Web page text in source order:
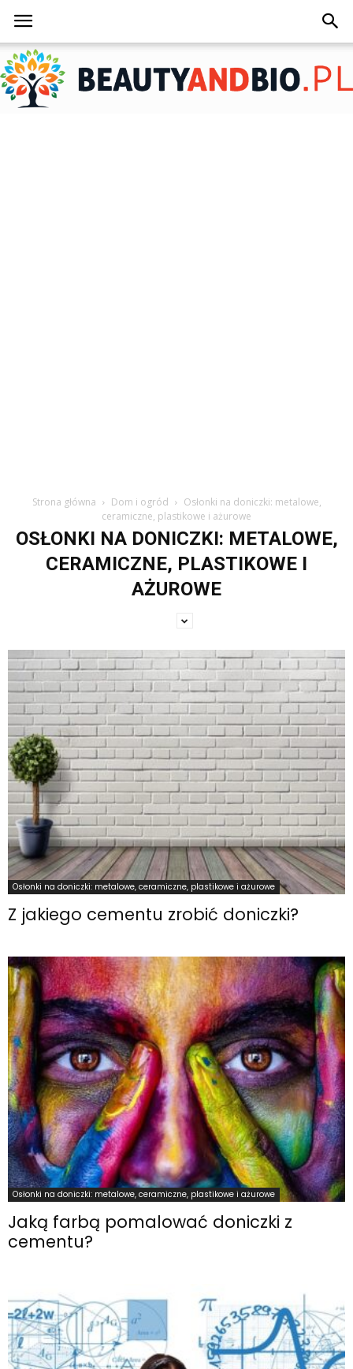
Strona główna Dom i ogród
Osłonki na doniczki: metalowe,
ceramiczne, plastikowe i ażurowe
OSŁONKI NA DONICZKI: METALOWE,
CERAMICZNE, PLASTIKOWE I
AŻUROWE
Osłonki na doniczki: metalowe, ceramiczne, plastikowe i ażurowe
Z jakiego cementu zrobić doniczki?
Osłonki na doniczki: metalowe, ceramiczne, plastikowe i ażurowe
Jaką farbą pomalować doniczki z
cementu?